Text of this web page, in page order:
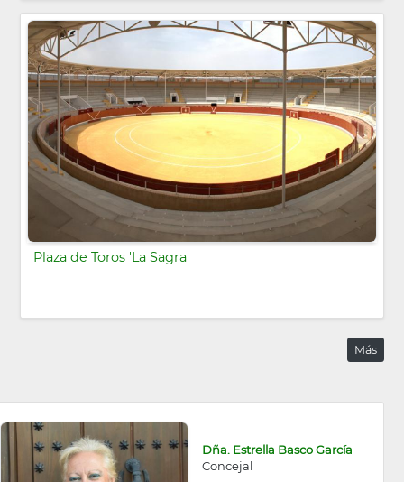
Dña. Estrella Basco García
Concejal
Plaza de Toros 'La Sagra'
Más